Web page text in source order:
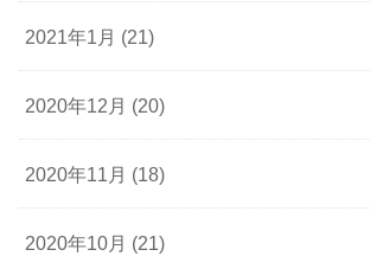
2021年1月 (21)
2020年12月 (20)
2020年11月 (18)
2020年10月 (21)